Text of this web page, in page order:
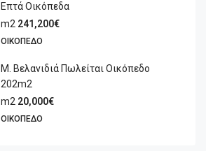
Επτά Οικόπεδα
m2 241,200€
ΟΙΚΌΠΕΔΟ
Μ. Βελανιδιά Πωλείται Οικόπεδο
202m2
m2 20,000€
ΟΙΚΌΠΕΔΟ